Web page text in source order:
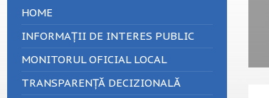
HOME
INFORMAȚII DE INTERES PUBLIC
MONITORUL OFICIAL LOCAL
TRANSPARENȚĂ DECIZIONALĂ